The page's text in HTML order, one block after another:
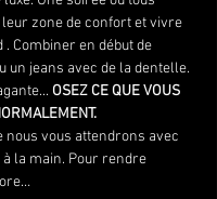
zone de confort et vivre
Combiner en début de
un jeans avec de la dentelle.
OSEZ CE QUE VOUS
nous vous attendrons avec
la main. Pour rendre